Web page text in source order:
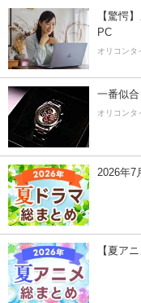
【驚愕
PC
オリコンタ
一番似
オリコンタ
2026年7
【夏ア